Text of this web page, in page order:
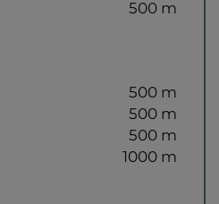
500 m
500 m
500 m
500 m
1000 m